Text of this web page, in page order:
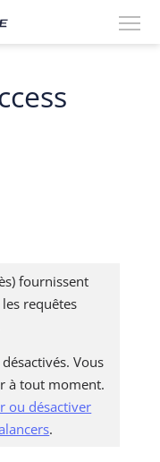
fournissent
requêtes
Vous
à tout moment.
ou désactiver
.